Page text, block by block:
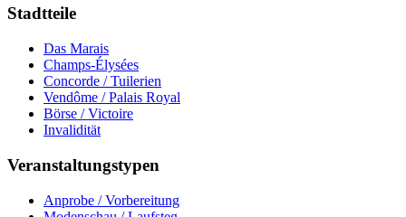
Stadtteile
Das Marais
Champs-Élysées
Concorde / Tuilerien
Vendôme / Palais Royal
Börse / Victoire
Invalidität
Veranstaltungstypen
Anprobe / Vorbereitung